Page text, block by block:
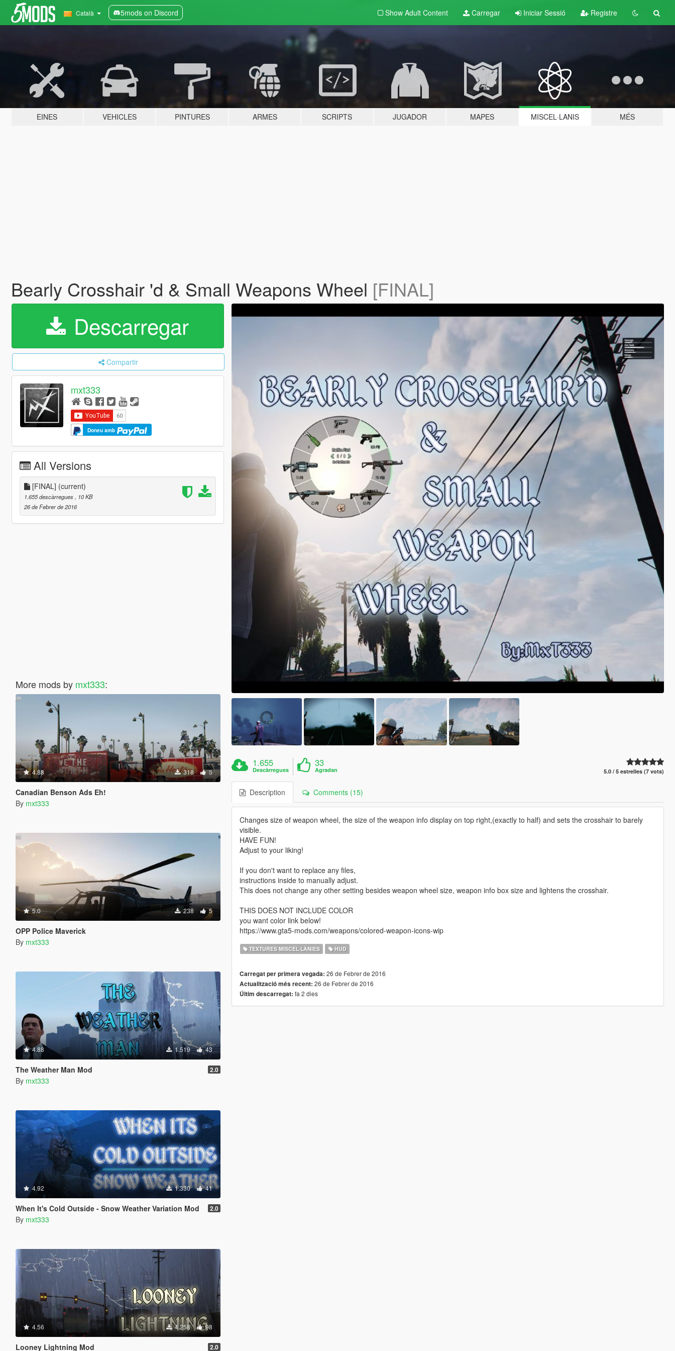
Català 5mods on Discord Show Adult Content Carregar Iniciar Sessió Registre
EINES VEHICLES PINTURES ARMES SCRIPTS JUGADOR MAPES MISCEL·LANIS MÉS
Bearly Crosshair 'd & Small Weapons Wheel [FINAL]
Descarregar
Compartir
mxt333
Doneu amb
All Versions
[FINAL] (current)
1.655 descàrregues, 10 KB
26 de Febrer de 2016
More mods by mxt333:
4.88 318 5
Canadian Benson Ads Eh!
By mxt333
5.0 238 5
OPP Police Maverick
By mxt333
4.88 1.519 43
The Weather Man Mod 2.0
By mxt333
4.92 1.330 41
When It's Cold Outside - Snow Weather Variation Mod 2.0
By mxt333
4.56 4.258 98
Looney Lightning Mod 2.0
1.655
Descàrregues
33
Agradan 5.0 / 5 estrelles (7 vots)
Description Comments (15)
Changes size of weapon wheel, the size of the weapon info display on top right,(exactly to half) and sets the crosshair to barely
visible.
HAVE FUN!
Adjust to your liking!
If you don't want to replace any files,
instructions inside to manually adjust.
This does not change any other setting besides weapon wheel size, weapon info box size and lightens the crosshair.
THIS DOES NOT INCLUDE COLOR
you want color link below!
https://www.gta5-mods.com/weapons/colored-weapon-icons-wip
TEXTURES MISCEL·LÀNIES HUD
Carregat per primera vegada: 26 de Febrer de 2016
Actualització més recent: 26 de Febrer de 2016
Últim descarregat: fa 2 dies